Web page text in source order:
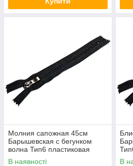
Молния сапожная 45см
Барышевская с бегунком
волна Тип6 пластиковая
обувная
В наявності
В